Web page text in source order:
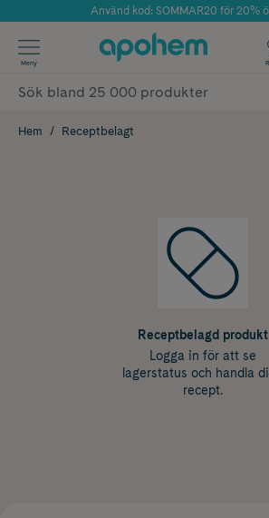
Årets Butik 2025 inom
Använd kod: SOMMAR20 för 20%
✓ Fri frakt
✓ Poäng på alla köp*
Meny
Hem Receptbelagt
Receptbelagd produkt
Logga in för att se
lagerstatus och handla
recept.